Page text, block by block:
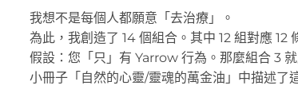
我想不是每個人都願意「去治療」。
為此，我創造了 14 個組合。其中 12 組對應 12
假設：您「只」有 Yarrow 行為。那麼組合 3
小冊子「自然的心靈/靈魂的萬金油」中描述